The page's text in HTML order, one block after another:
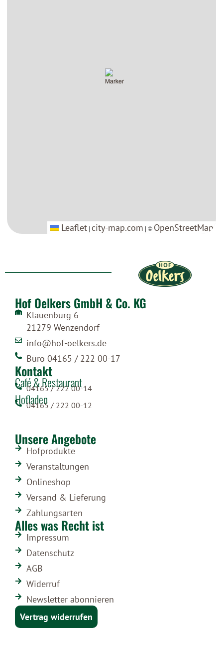
Leaflet | city-map.com | © OpenStreetMap
Leaflet | city-map.com | © OpenStreetMap
Hof Oelkers GmbH & Co. KG
Klauenburg 6
21279 Wenzendorf
info@hof-oelkers.de
Büro 04165 / 222 00-17
Kontakt
Café & Restaurant
04165 / 222 00-14
Hofladen
04165 / 222 00-12
Unsere Angebote
Hofprodukte
Veranstaltungen
Onlineshop
Versand & Lieferung
Zahlungsarten
Alles was Recht ist
Impressum
Datenschutz
AGB
Widerruf
Newsletter abonnieren
Vertrag widerrufen